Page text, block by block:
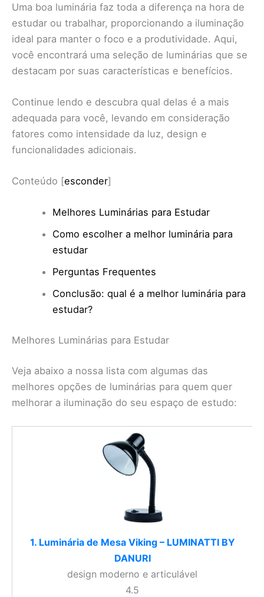
Uma boa luminária faz toda a diferença na hora de
estudar ou trabalhar, proporcionando a iluminação
ideal para manter o foco e a produtividade. Aqui,
você encontrará uma seleção de luminárias que se
destacam por suas características e benefícios.
Continue lendo e descubra qual delas é a mais
adequada para você, levando em consideração
fatores como intensidade da luz, design e
funcionalidades adicionais.
Conteúdo [esconder]
Melhores Luminárias para Estudar
Como escolher a melhor luminária para
estudar
Perguntas Frequentes
Conclusão: qual é a melhor luminária para
estudar?
Melhores Luminárias para Estudar
Veja abaixo a nossa lista com algumas das
melhores opções de luminárias para quem quer
melhorar a iluminação do seu espaço de estudo:
1. Luminária de Mesa Viking – LUMINATTI BY
DANURI
design moderno e articulável
4.5